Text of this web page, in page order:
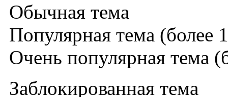
Обычная тема
Популярная тема (более
Очень популярная тема
Заблокированная тема